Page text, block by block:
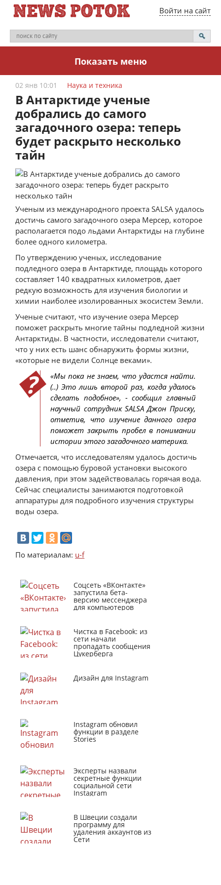
Войти на сайт
Показать меню
02 янв 10:01 Наука и техника
В Антарктиде ученые
добрались до самого
загадочного озера: теперь
будет раскрыто несколько
тайн
Ученым из международного проекта SALSA удалось
достичь самого загадочного озера Мерсер, которое
располагается подо льдами Антарктиды на глубине
более одного километра.
По утверждению ученых, исследование
подледного озера в Антарктиде, площадь которого
составляет 140 квадратных километров, дает
редкую возможность для изучения биологии и
химии наиболее изолированных экосистем Земли.
Ученые считают, что изучение озера Мерсер
поможет раскрыть многие тайны подледной жизни
Антарктиды. В частности, исследователи считают,
что у них есть шанс обнаружить формы жизни,
«которые не видели Солнце веками».
«Мы пока не знаем, что удастся найти.
(..) Это лишь второй раз, когда удалось
сделать подобное», - сообщил главный
научный сотрудник SALSA Джон Приску,
отметив, что изучение данного озера
поможет закрыть пробел в понимании
истории этого загадочного материка.
Отмечается, что исследователям удалось достичь
озера с помощью буровой установки высокого
давления, при этом задействовалась горячая вода.
Сейчас специалисты занимаются подготовкой
аппаратуры для подробного изучения структуры
воды озера.
По материалам: u-f
Соцсеть «ВКонтакте»
запустила бета-
версию мессенджера
для компьютеров
Чистка в Facebook: из
сети начали
пропадать сообщения
Цукерберга
Дизайн для Instagram
Instagram обновил
функции в разделе
Stories
Эксперты назвали
секретные функции
социальной сети
Instagram
В Швеции создали
программу для
удаления аккаунтов из
Сети